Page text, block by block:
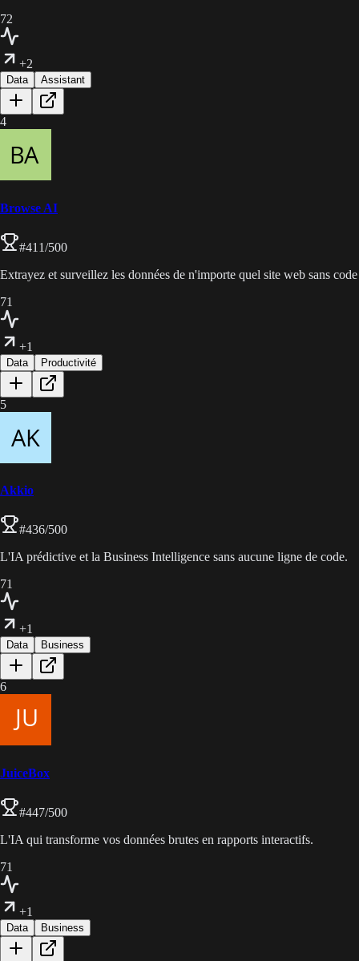
72
+2
Data Assistant
4
Browse AI
#411/500
Extrayez et surveillez les données de n'importe quel site web sans code
71
+1
Data Productivité
5
Akkio
#436/500
L'IA prédictive et la Business Intelligence sans aucune ligne de code.
71
+1
Data Business
6
JuiceBox
#447/500
L'IA qui transforme vos données brutes en rapports interactifs.
71
+1
Data Business